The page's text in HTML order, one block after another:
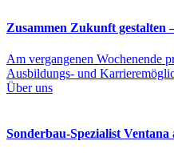
Zusammen Zukunft gestalten
Am vergangenen Wochenende
Ausbildungs- und
Über uns
Sonderbau-Spezialist